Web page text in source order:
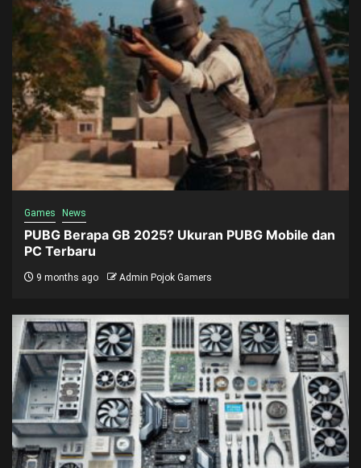
Games News
PUBG Berapa GB 2025? Ukuran PUBG Mobile dan
PC Terbaru
9 months ago Admin Pojok Gamers